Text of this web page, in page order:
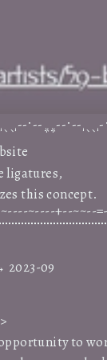
.--**--.--
ligatures,
thisconcept.
~----~--^---~----
2023-09
to